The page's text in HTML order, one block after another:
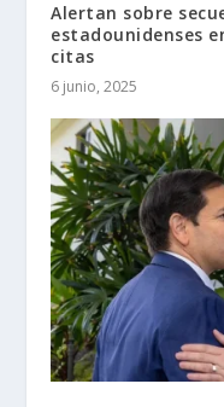
Alertan sobre
estadounidenses
citas
6 junio, 2025